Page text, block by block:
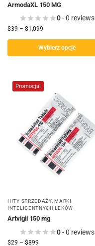
ArmodaXL 150 MG
0- 0 reviews
$39 – $1,099
Wybierz opcje
Promocja!
HITY SPRZEDAŻY,MARKI
INTELIGENTNYCH LEKÓW
Artvigil 150 mg
0- 0 reviews
$29 – $899